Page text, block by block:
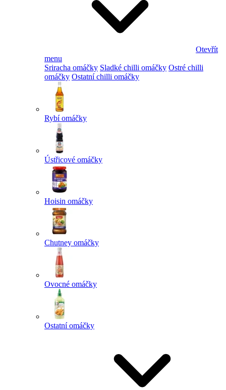
Otevřít
menu
Sriracha omáčky Sladké chilli omáčky Ostré chilli
omáčky Ostatní chilli omáčky
Rybí omáčky
Ústřicové omáčky
Hoisin omáčky
Chutney omáčky
Ovocné omáčky
Ostatní omáčky